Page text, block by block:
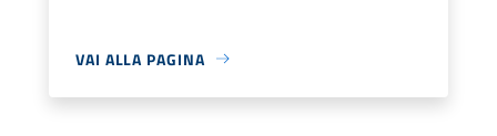
VAI ALLA PAGINA